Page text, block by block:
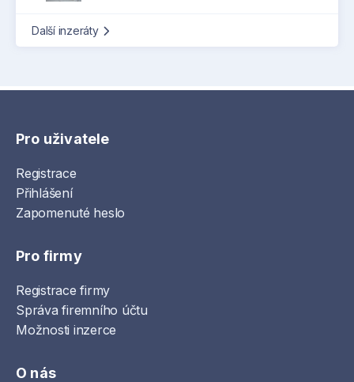
Další inzeráty
Pro uživatele
Registrace
Přihlášení
Zapomenuté heslo
Pro firmy
Registrace firmy
Správa firemního účtu
Možnosti inzerce
O nás